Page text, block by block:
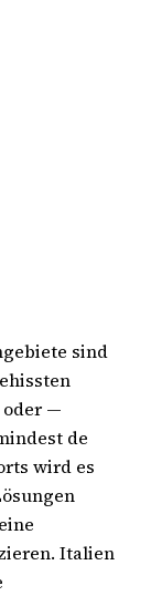
sind
oder —
de
wird es
Italien